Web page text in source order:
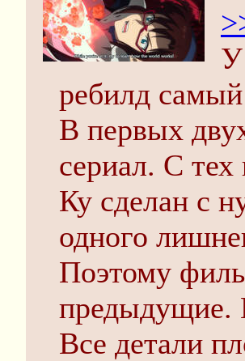
У
ребилд
В первых
сериал. С
Ку сделан с
одного
Поэтому
предыдущие.
Все детали